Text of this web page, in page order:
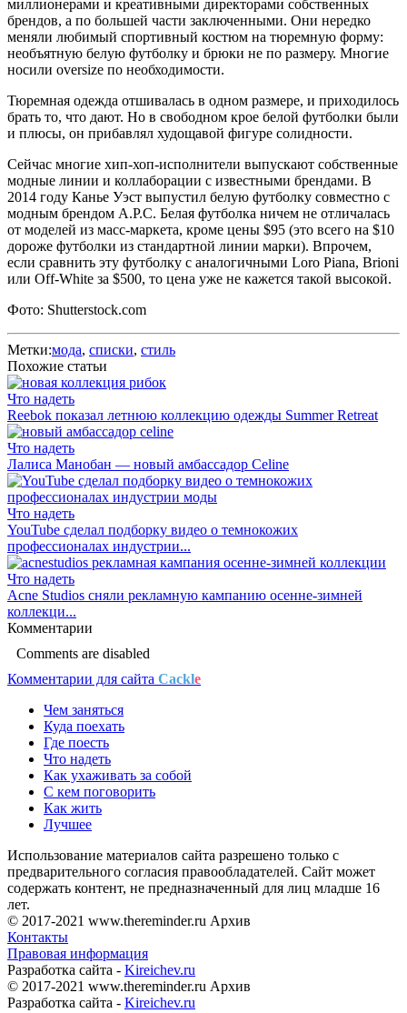
миллионерами и креативными директорами собственных
брендов, а по большей части заключенными. Они нередко
меняли любимый спортивный костюм на тюремную форму:
необъятную белую футболку и брюки не по размеру. Многие
носили oversize по необходимости.
Тюремная одежда отшивалась в одном размере, и приходилось
брать то, что дают. Но в свободном крое белой футболки были
и плюсы, он прибавлял худощавой фигуре солидности.
Сейчас многие хип-хоп-исполнители выпускают собственные
модные линии и коллаборации с известными брендами. В
2014 году Канье Уэст выпустил белую футболку совместно с
модным брендом A.P.С. Белая футболка ничем не отличалась
от моделей из масс-маркета, кроме цены $95 (это всего на $10
дороже футболки из стандартной линии марки). Впрочем,
если сравнить эту футболку с аналогичными Loro Piana, Brioni
или Off-White за $500, то цена уже не кажется такой высокой.
Фото: Shutterstock.com
Метки:мода, списки, стиль
Похожие статьи
Что надеть
Reebok показал летнюю коллекцию одежды Summer Retreat
Что надеть
Лалиса Манобан — новый амбассадор Celine
Что надеть
YouTube сделал подборку видео о темнокожих
профессионалах индустрии...
Что надеть
Acne Studios сняли рекламную кампанию осенне-зимней
коллекци...
Комментарии
Comments are disabled
Комментарии для сайта Cackle
Чем заняться
Куда поехать
Где поесть
Что надеть
Как ухаживать за собой
С кем поговорить
Как жить
Лучшее
Использование материалов сайта разрешено только с
предварительного согласия правообладателей. Сайт может
содержать контент, не предназначенный для лиц младше 16
лет.
© 2017-2021 www.thereminder.ru Архив
Контакты
Правовая информация
Разработка сайта - Kireichev.ru
© 2017-2021 www.thereminder.ru Архив
Разработка сайта - Kireichev.ru